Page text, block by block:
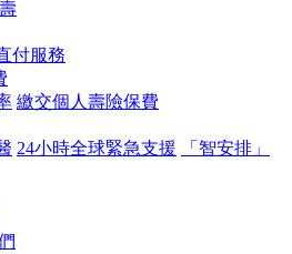
付服務
繳交個人壽險保費
24小時全球緊急支援
「智安排」